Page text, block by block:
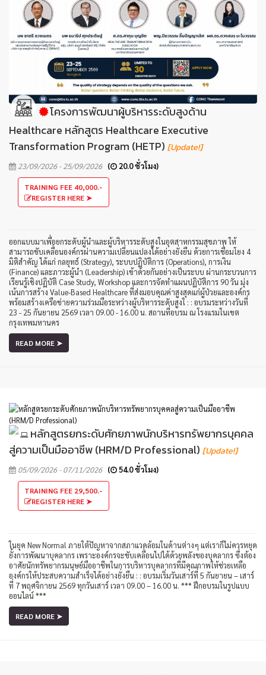
โครงการพัฒนาผู้บริหารระดับสูงด้าน
Healthcare หลักสูตร Healthcare Executive
Transformation Program (HETP) [Update!]
23/09/2026 - 25/09/2026 ( 20.0 ชั่วโมง)
TRAINING FEE 40,000.-
REGISTER HERE ➤
ออกแบบมาเพื่อยกระดับผู้นำและผู้บริหารระดับสูงในอุตสาหกรรมสุขภาพ ให้
สามารถขับเคลื่อนองค์กรผ่านความเปลี่ยนแปลงได้อย่างยั่งยืน ด้วยการเชื่อมโยง 4
มิติสำคัญ ได้แก่ กลยุทธ์ (Strategy), ระบบปฏิบัติการ (Operations), การเงิน
(Finance) และภาวะผู้นำ (Leadership) เข้าด้วยกันอย่างเป็นระบบ ผ่านกระบวนการ
เรียนรู้เชิงปฏิบัติ Case Study, Workshop และการจัดทำแผนปฏิบัติการ 90 วัน มุ่ง
เน้นการสร้าง Value-Based Healthcare ที่ส่งมอบคุณค่าสูงสุดแก่ผู้ป่วยและองค์กร
พร้อมสร้างเครือข่ายความร่วมมือระหว่างผู้บริหารระดับสูงใ : : อบรมระหว่างวันที่
23 - 25 กันยายน 2569 เวลา 09.00 - 16.00 น. สถานที่อบรม ณ โรงแรมในเขต
กรุงเทพมหานคร
READ MORE ➤
หลักสูตรยกระดับศักยภาพนักบริหารทรัพยากรบุคคล
สู่ความเป็นมืออาชีพ (HRM/D Professional) [Update!]
05/09/2026 - 07/11/2026 ( 54.0 ชั่วโมง)
TRAINING FEE 29,500.-
REGISTER HERE ➤
ในยุค New Normal ภายใต้ปัญหาจากสภาแวดล้อมในด้านต่างๆ แต่เราก็ไม่ควรหยุด
ยั้งการพัฒนาบุคลากร เพราะองค์กรจะขับเคลื่อนไปได้ด้วยพลังของบุคลากร ซึ่งต้อง
อาศัยนักทรัพยากรมนุษย์มืออาชีพในการบริหารบุคลากรที่มีคุณภาพให้ช่วยเหลือ
องค์กรให้ประสบความสำเร็จได้อย่างยั่งยืน : : อบรมเริ่มวันเสาร์ที่ 5 กันยายน – เสาร์
ที่ 7 พฤศจิกายน 2569 ทุกวันเสาร์ เวลา 09.00 – 16.00 น. *** ฝึกอบรมในรูปแบบ
ออนไลน์ ***
READ MORE ➤